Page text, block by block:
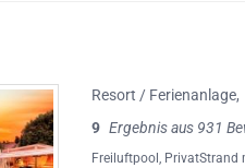
Resort / Ferienanlage,
9 Ergebnis aus 931
Freiluftpool, PrivatStrand